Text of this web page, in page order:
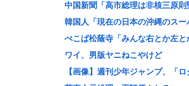
中国新聞「高市総理は非核三原
韓国人「現在の日本の沖縄のス
ぺこぱ松蔭寺「みんな右とか左
ワイ、男版ヤニねこやけど
【画像】週刊少年ジャンプ、「